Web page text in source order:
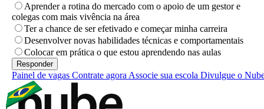
Aprender a rotina do mercado com o apoio de um gestor e
colegas com mais vivência na área
Ter a chance de ser efetivado e começar minha carreira
Desenvolver novas habilidades técnicas e comportamentais
Colocar em prática o que estou aprendendo nas aulas
Painel de vagas Contrate agora Associe sua escola Divulgue o